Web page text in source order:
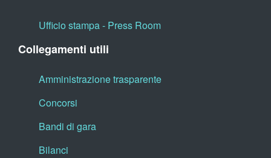
Ufficio stampa - Press Room
Collegamenti utili
Amministrazione trasparente
Concorsi
Bandi di gara
Bilanci